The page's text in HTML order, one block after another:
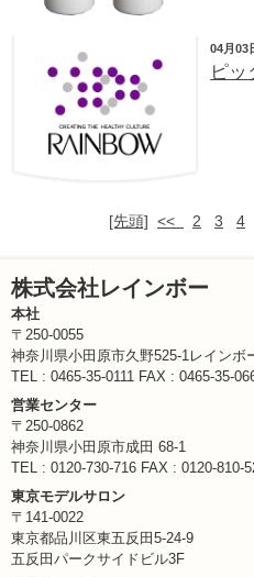
04月03
ピッ
[先頭] << 2 3 4
株式会社レインボー
本社
〒250-0055
神奈川県小田原市久野525-1レインボ
TEL : 0465-35-0111 FAX : 0465-35-
営業センター
〒250-0862
神奈川県小田原市成田 68-1
TEL : 0120-730-716 FAX : 0120-810-
東京モデルサロン
〒141-0022
東京都品川区東五反田5-24-9
五反田パークサイドビル3F